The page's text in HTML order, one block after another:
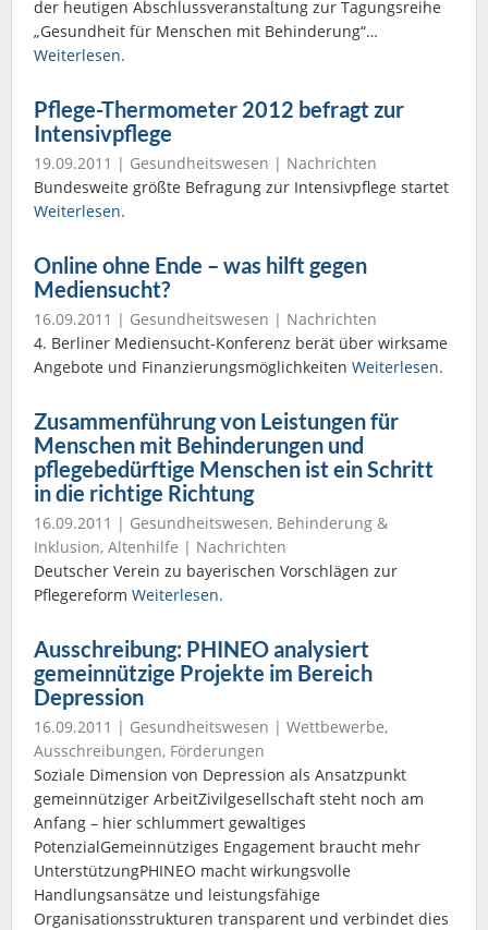
der heutigen Abschlussveranstaltung zur Tagungsreihe
„Gesundheit für Menschen mit Behinderung“…
Weiterlesen.
Pflege-Thermometer 2012 befragt zur
Intensivpflege
19.09.2011 | Gesundheitswesen | Nachrichten
Bundesweite größte Befragung zur Intensivpflege startet
Weiterlesen.
Online ohne Ende – was hilft gegen
Mediensucht?
16.09.2011 | Gesundheitswesen | Nachrichten
4. Berliner Mediensucht-Konferenz berät über wirksame
Angebote und Finanzierungsmöglichkeiten Weiterlesen.
Zusammenführung von Leistungen für
Menschen mit Behinderungen und
pflegebedürftige Menschen ist ein Schritt
in die richtige Richtung
16.09.2011 | Gesundheitswesen, Behinderung &
Inklusion, Altenhilfe | Nachrichten
Deutscher Verein zu bayerischen Vorschlägen zur
Pflegereform Weiterlesen.
Ausschreibung: PHINEO analysiert
gemeinnützige Projekte im Bereich
Depression
16.09.2011 | Gesundheitswesen | Wettbewerbe,
Ausschreibungen, Förderungen
Soziale Dimension von Depression als Ansatzpunkt
gemeinnütziger ArbeitZivilgesellschaft steht noch am
Anfang – hier schlummert gewaltiges
PotenzialGemeinnütziges Engagement braucht mehr
UnterstützungPHINEO macht wirkungsvolle
Handlungsansätze und leistungsfähige
Organisationsstrukturen transparent und verbindet dies